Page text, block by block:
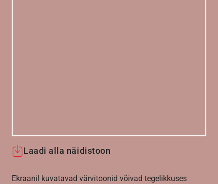
Laadi alla näidistoon
Ekraanil kuvatavad värvitoonid võivad tegelikkuses